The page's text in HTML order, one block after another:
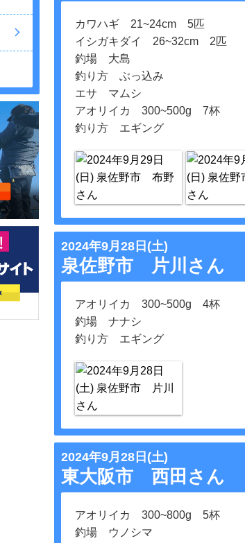
カワハギ 21~24cm 5匹
イシガキダイ 26~32cm 2匹
釣場 大島
釣り方 ぶっ込み
エサ マムシ
アオリイカ 300~500g 7杯
釣り方 エギング
2024年9月28日(土)
泉佐野市 片川さん
アオリイカ 300~500g 4杯
釣場 ナナシ
釣り方 エギング
2024年9月28日(土)
東大阪市 西田さん
アオリイカ 300~800g 5杯
釣場 ウノシマ